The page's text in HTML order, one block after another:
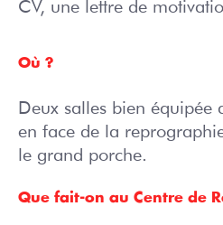
CV, une lettre de
Où ?
Deux salles bien équipée
en face de la
le grand porche.
Que fait-on au Centre de